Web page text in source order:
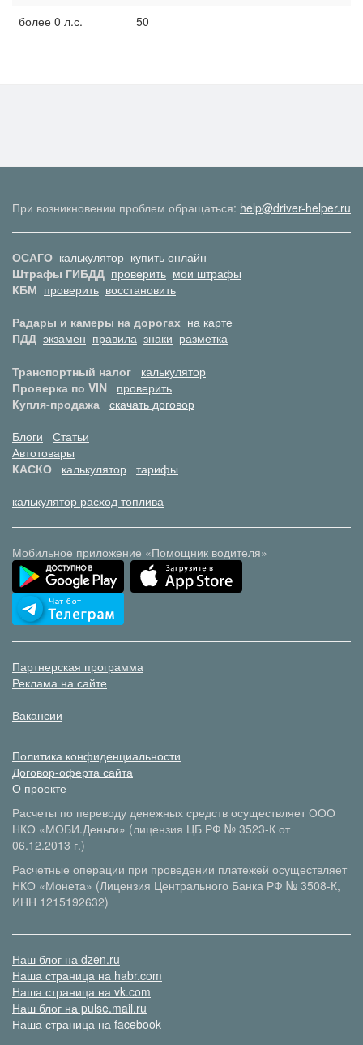
более 0 л.с.
50
При возникновении проблем обращаться: help@driver-helper.ru
ОСАГО калькулятор купить онлайн
Штрафы ГИБДД проверить мои штрафы
КБМ проверить восстановить
Радары и камеры на дорогах на карте
ПДД экзамен правила знаки разметка
Транспортный налог
калькулятор
Проверка по VIN
проверить
Купля-продажа скачать договор
Блоги
Статьи
Автотовары
КАСКО
калькулятор тарифы
калькулятор расход топлива
Мобильное приложение «Помощник водителя»
Партнерская программа
Реклама на сайте
Вакансии
Политика конфиденциальности
Договор-оферта сайта
О проекте
Расчеты по переводу денежных средств осуществляет ООО
НКО «МОБИ.Деньги» (лицензия ЦБ РФ № 3523-К от
06.12.2013 г.)
Расчетные операции при проведении платежей осуществляет
НКО «Монета» (Лицензия Центрального Банка РФ № 3508-К,
ИНН 1215192632)
Наш блог на dzen.ru
Наша страница на habr.com
Наша страница на vk.com
Наш блог на pulse.mail.ru
Наша страница на facebook